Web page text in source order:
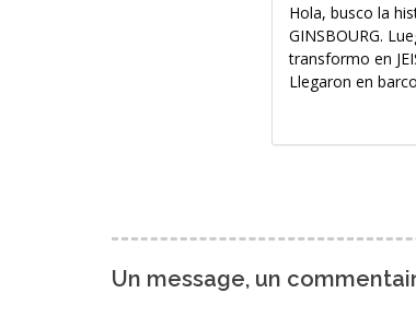
Hola, busco la
GINSBOURG.
transformo en
Llegaron en
Un message, un